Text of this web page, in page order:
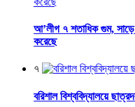
আ’লীগ ৭ শতাধিক গুম, সাড়ে
করেছে
৭
বরিশাল বিশ্ববিদ্যালয়ে